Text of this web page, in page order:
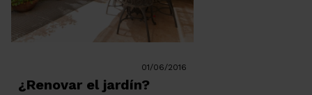
01/06/2016
¿Renovar el jardín?